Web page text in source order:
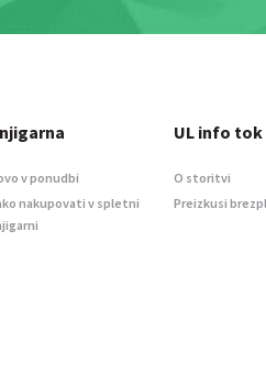
v ponudbi
nakupovati v spletni
UL info tok
O storitvi
Preizkusi